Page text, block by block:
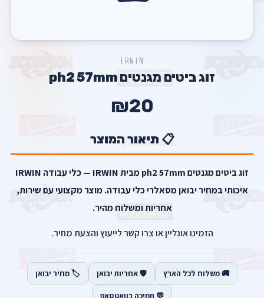
IRWIN
זוג ביטים מגנטים ph2 57mm
₪20
📋 תיאור המוצר
זוג ביטים מגנטים ph2 57mm מבית IRWIN — כלי עבודה IRWIN
איכותי במחיר יבואן מסאלרי כלי עבודה. מוצר מקצועי עם שירות,
אחריות ומשלוח מהיר.
הזמינו אונליין או צרו קשר לייעוץ והצעת מחיר.
🚚 משלוח לכל הארץ 🛡️ אחריות יבואן 🏷️ מחיר יבואן
💬 תמיכה בוואטסאפ